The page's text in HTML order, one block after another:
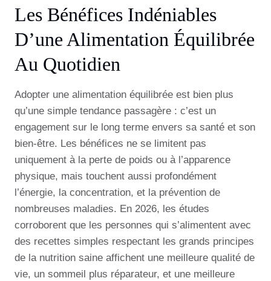
Les Bénéfices Indéniables
D’une Alimentation Équilibrée
Au Quotidien
Adopter une alimentation équilibrée est bien plus
qu’une simple tendance passagère : c’est un
engagement sur le long terme envers sa santé et son
bien-être. Les bénéfices ne se limitent pas
uniquement à la perte de poids ou à l’apparence
physique, mais touchent aussi profondément
l’énergie, la concentration, et la prévention de
nombreuses maladies. En 2026, les études
corroborent que les personnes qui s’alimentent avec
des recettes simples respectant les grands principes
de la nutrition saine affichent une meilleure qualité de
vie, un sommeil plus réparateur, et une meilleure